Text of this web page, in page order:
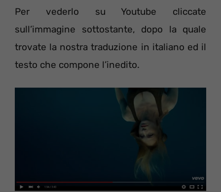
Per vederlo su Youtube cliccate
sull’immagine sottostante, dopo la quale
trovate la nostra traduzione in italiano ed il
testo che compone l’inedito.